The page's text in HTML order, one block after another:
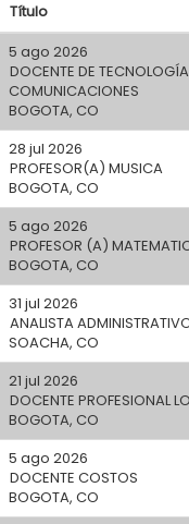
Título
5 ago 2026
DOCENTE DE
COMUNICACIONES
BOGOTA, CO
28 jul 2026
PROFESOR(A) MUSICA
BOGOTA, CO
5 ago 2026
PROFESOR (A)
BOGOTA, CO
31 jul 2026
ANALISTA
SOACHA, CO
21 jul 2026
DOCENTE PROFESIONAL
BOGOTA, CO
5 ago 2026
DOCENTE COSTOS
BOGOTA, CO